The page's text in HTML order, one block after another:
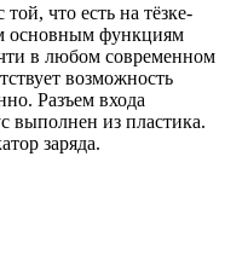
что есть на тёзке-
основным функциям
в любом современном
возможность
Разъем входа
выполнен из пластика.
заряда.